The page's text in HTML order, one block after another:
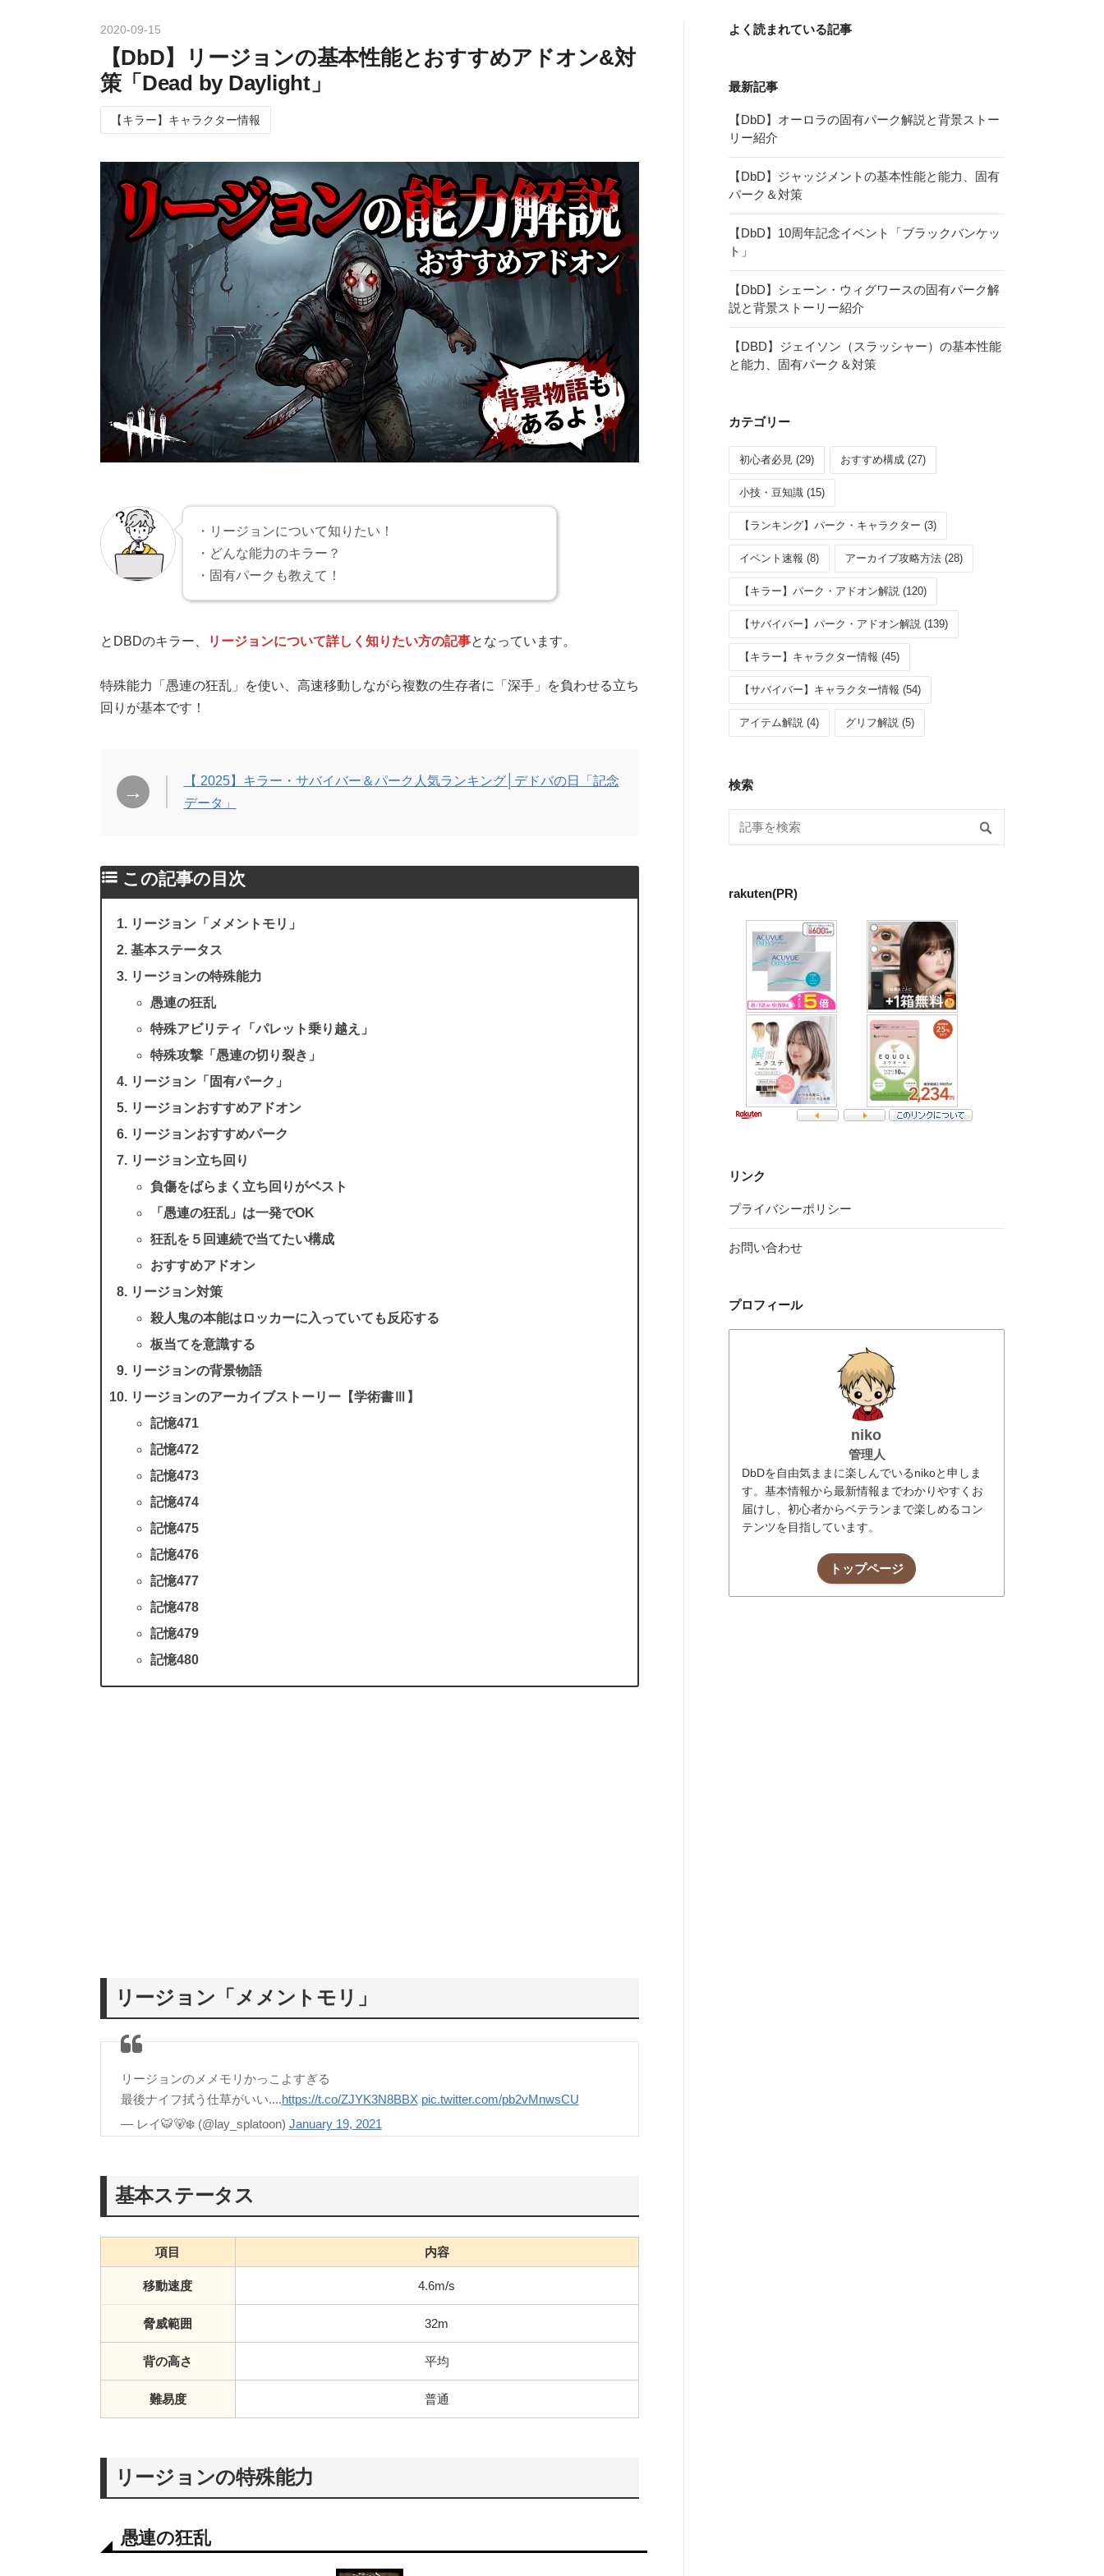
2020-09-15
【DbD】リージョンの基本性能とおすすめアドオン&対
策「Dead by Daylight」
【キラー】キャラクター情報
・リージョンについて知りたい！
・どんな能力のキラー？
・固有パークも教えて！
とDBDのキラー、 リージョンについて詳しく知りたい方の記事となっています。
特殊能力「愚連の狂乱」を使い、高速移動しながら複数の生存者に「深手」を負わせる立ち
回りが基本です！
→ 【 2025】キラー・サバイバー＆パーク人気ランキング│デドバの日「記念
データ」
リージョン「メメントモリ」
基本ステータス
リージョンの特殊能力
愚連の狂乱
特殊アビリティ「パレット乗り越え」
特殊攻撃「愚連の切り裂き」
リージョン「固有パーク」
リージョンおすすめアドオン
リージョンおすすめパーク
リージョン立ち回り
負傷をばらまく立ち回りがベスト
「愚連の狂乱」は一発でOK
狂乱を５回連続で当てたい構成
おすすめアドオン
リージョン対策
殺人鬼の本能はロッカーに入っていても反応する
板当てを意識する
リージョンの背景物語
リージョンのアーカイブストーリー【学術書Ⅲ】
記憶471
記憶472
記憶473
記憶474
記憶475
記憶476
記憶477
記憶478
記憶479
記憶480
リージョン「メメントモリ」
リージョンのメメモリかっこよすぎる
最後ナイフ拭う仕草がいい....https://t.co/ZJYK3N8BBX pic.twitter.com/pb2vMnwsCU
— レイ🐯🐻‍❄️ (@lay_splatoon) January 19, 2021
基本ステータス
項目 内容
移動速度 4.6m/s
脅威範囲 32m
背の高さ 平均
難易度 普通
リージョンの特殊能力
愚連の狂乱
よく読まれている記事
最新記事
【DbD】オーロラの固有パーク解説と背景ストー
リー紹介
【DbD】ジャッジメントの基本性能と能力、固有
パーク＆対策
【DbD】10周年記念イベント「ブラックバンケッ
ト」
【DbD】シェーン・ウィグワースの固有パーク解
説と背景ストーリー紹介
【DBD】ジェイソン（スラッシャー）の基本性能
と能力、固有パーク＆対策
カテゴリー
初心者必見 (29) おすすめ構成 (27)
小技・豆知識 (15)
【ランキング】パーク・キャラクター (3)
イベント速報 (8) アーカイブ攻略方法 (28)
【キラー】パーク・アドオン解説 (120)
【サバイバー】パーク・アドオン解説 (139)
【キラー】キャラクター情報 (45)
【サバイバー】キャラクター情報 (54)
アイテム解説 (4) グリフ解説 (5)
検索
rakuten(PR)
リンク
プライバシーポリシー
お問い合わせ
プロフィール
niko
管理人
DbDを自由気ままに楽しんでいるnikoと申しま
す。基本情報から最新情報までわかりやすくお
届けし、初心者からベテランまで楽しめるコン
テンツを目指しています。
トップページ